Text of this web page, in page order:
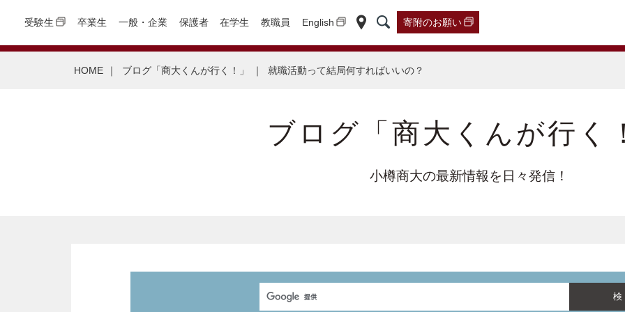
受験生 卒業生 一般・企業 保護者 在学生 教職員 English 寄附のお願い
HOME ｜ ブログ「商大くんが行く！」 ｜ 就職活動って結局何すればいいの？
ブログ「商大くんが行く
小樽商大の最新情報を日々発信！